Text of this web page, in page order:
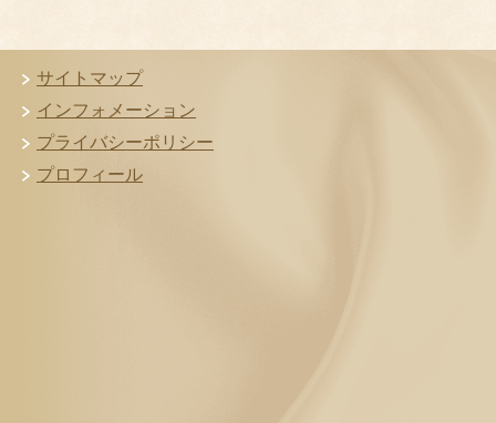
サイトマップ
インフォメーション
プライバシーポリシー
プロフィール